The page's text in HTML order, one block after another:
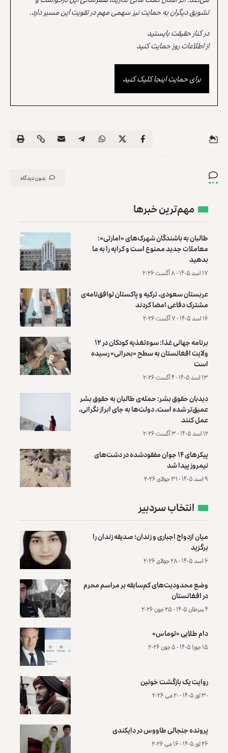
تشویق دیگران به حمایت نیز سهمی مهم در تقویت این مسیر دارد.
در کنار حقیقت بایستید
از اطلاعات روز حمایت کنید
برای حمایت اینجا کلیک کنید
بدون دیدگاه
مهم‌ترین خبرها
طالبان به باشندگان شهرک‌های «امارتی»:
معاملات جدید ممنوع است و کرایه را به ما
بدهید
۱۷ اسد ۱۴۰۵ - ۸ آگست ۲۰۲۶
عربستان سعودی، ترکیه و پاکستان توافق‌نامه‌ی
مشترک دفاعی امضا کردند
۱۶ اسد ۱۴۰۵ - ۷ آگست ۲۰۲۶
برنامه جهانی غذا: سوءتغذیه کودکان در ۱۲
ولایت افغانستان به سطح «بحرانی» رسیده
است
۱۳ اسد ۱۴۰۵ - ۴ آگست ۲۰۲۶
دیدبان حقوق بشر: حمله‌ی طالبان به حقوق بشر
عمیق‌تر شده است، دولت‌ها به جای ابراز نگرانی،
عمل کنند
۱۲ اسد ۱۴۰۵ - ۳ آگست ۲۰۲۶
پیکرهای ۱۴ جوان مفقودشده در دشت‌های
نیمروز پیدا شد
۹ اسد ۱۴۰۵ - ۳۱ جولای ۲۰۲۶
انتخاب سردبیر
میان ازدواج اجباری و زندان؛ صدیقه زندان را
برگزید
۶ اسد ۱۴۰۵ - ۲۸ جولای ۲۰۲۶
وضع محدودیت‌های کم‌سابقه بر مراسم محرم
در افغانستان
۴ سرطان ۱۴۰۵ - ۲۵ جون ۲۰۲۶
دام طلایی «توماس»
۱۵ جوزا ۱۴۰۵ - ۵ جون ۲۰۲۶
روایت یک بازگشت خونین
۳۰ ثور ۱۴۰۵ - ۲۰ می ۲۰۲۶
پرونده‌ جنجالی طاووس در دایکندی
۲۶ ثور ۱۴۰۵ - ۱۶ می ۲۰۲۶